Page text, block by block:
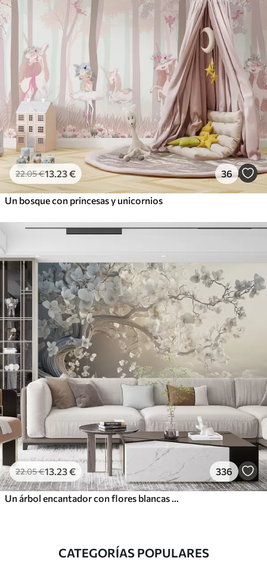
22.05€13.23€ 36
Un bosque con princesas y unicornios
22.05€13.23€ 336
Un árbol encantador con flores blancas contra el fondo de nubes en un estilo interesante en delicados colores cálidos
CATEGORÍAS POPULARES